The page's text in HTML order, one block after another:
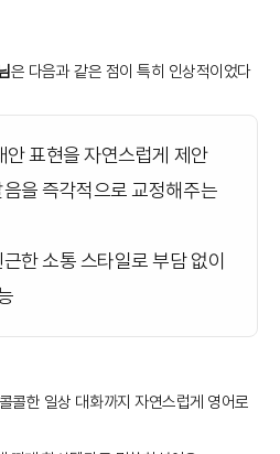
은 다음과 같은 점이 특히 인상적이었다
안 표현을 자연스럽게 제안
을 즉각적으로 교정해주는
한 소통 스타일로 부담 없이
콜한 일상 대화까지 자연스럽게 영어로